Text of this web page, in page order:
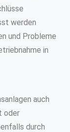
werden
und Probleme
in
auch
oder
durch